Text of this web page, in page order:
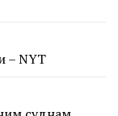
– NYT